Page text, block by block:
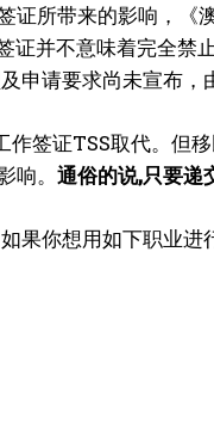
证所带来的影响，
并不意味着完全禁
申请要求尚未宣布，
签证TSS取代。但
。 通俗的说,只要递
果你想用如下职业进